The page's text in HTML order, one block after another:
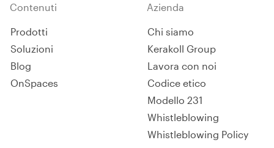
Contenuti
Prodotti
Soluzioni
Blog
OnSpaces
Azienda
Chi siamo
Kerakoll Group
Lavora con noi
Codice etico
Modello 231
Whistleblowing
Whistleblowing Policy